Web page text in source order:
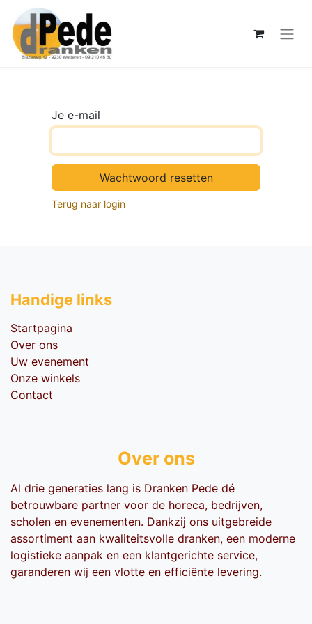
Je e-mail
Wachtwoord resetten
Terug naar login
Handige li​nks
Startpagina
Over ons
Uw evenement
Onze winkels
Contact
Over ons
Al drie generaties lang is Dranken Pede dé
betrouwbare partner voor de horeca, bedrijven,
scholen en evenementen. Dankzij ons uitgebreide
assortiment aan kwaliteitsvolle dranken, een moderne
logistieke aanpak en een klantgerichte service,
garanderen wij een vlotte en efficiënte levering.